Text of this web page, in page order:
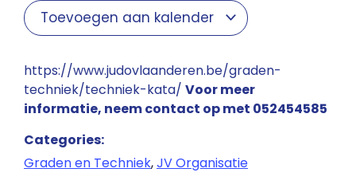
https://www.judovlaanderen.be/graden-
techniek/techniek-kata/ Voor meer
informatie, neem contact op met 052454585
Categories:
Graden en Techniek,JV Organisatie
Toevoegen aan kalender